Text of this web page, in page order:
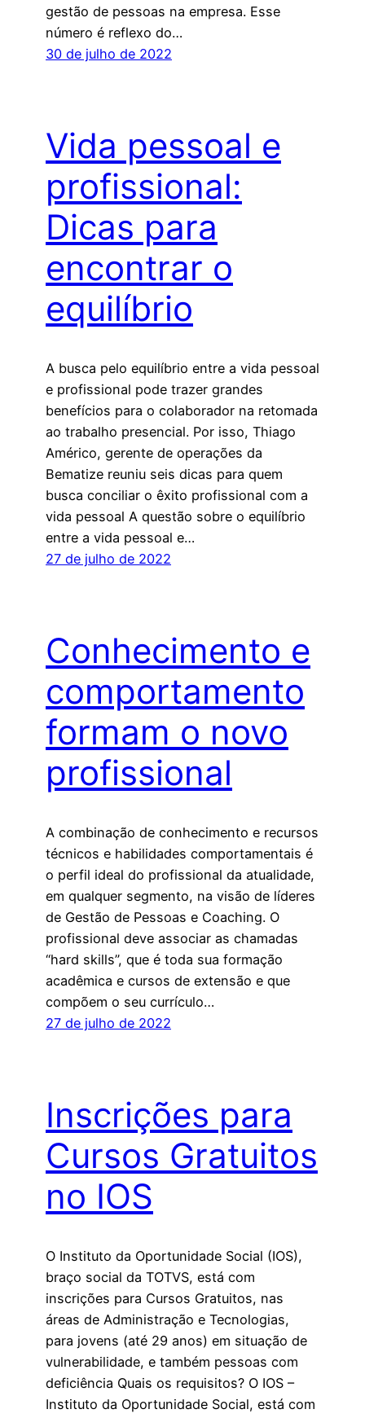
gestão de pessoas na empresa. Esse
número é reflexo do…
30 de julho de 2022
Vida pessoal e
profissional:
Dicas para
encontrar o
equilíbrio
A busca pelo equilíbrio entre a vida pessoal
e profissional pode trazer grandes
benefícios para o colaborador na retomada
ao trabalho presencial. Por isso, Thiago
Américo, gerente de operações da
Bematize reuniu seis dicas para quem
busca conciliar o êxito profissional com a
vida pessoal A questão sobre o equilíbrio
entre a vida pessoal e…
27 de julho de 2022
Conhecimento e
comportamento
formam o novo
profissional
A combinação de conhecimento e recursos
técnicos e habilidades comportamentais é
o perfil ideal do profissional da atualidade,
em qualquer segmento, na visão de líderes
de Gestão de Pessoas e Coaching. O
profissional deve associar as chamadas
“hard skills”, que é toda sua formação
acadêmica e cursos de extensão e que
compõem o seu currículo…
27 de julho de 2022
Inscrições para
Cursos Gratuitos
no IOS
O Instituto da Oportunidade Social (IOS),
braço social da TOTVS, está com
inscrições para Cursos Gratuitos, nas
áreas de Administração e Tecnologias,
para jovens (até 29 anos) em situação de
vulnerabilidade, e também pessoas com
deficiência Quais os requisitos? O IOS –
Instituto da Oportunidade Social, está com